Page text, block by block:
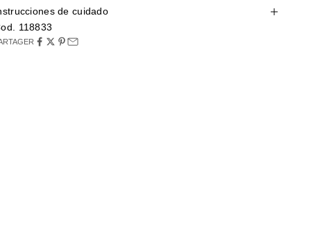
de cuidado
118833